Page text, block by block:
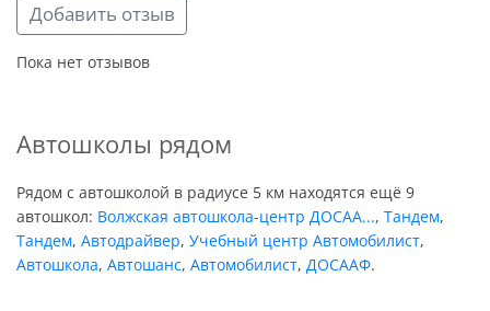
Добавить отзыв
Пока нет отзывов
Автошколы рядом
Рядом с автошколой в радиусе 5 км находятся ещё 9
автошкол: Волжская автошкола-центр ДОСАА..., Тандем,
Тандем, Автодрайвер, Учебный центр Автомобилист,
Автошкола, Автошанс, Автомобилист, ДОСААФ.